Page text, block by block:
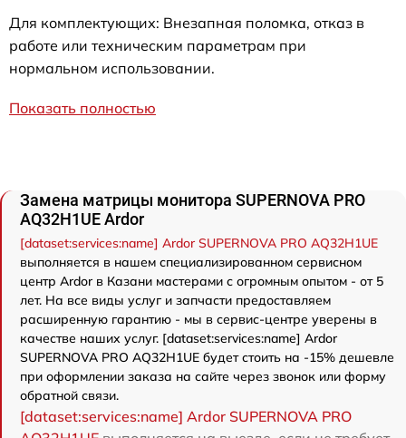
Для комплектующих: Внезапная поломка, отказ в
работе или техническим параметрам при
нормальном использовании.
Показать полностью
Замена матрицы монитора SUPERNOVA PRO
AQ32H1UE Ardor
[dataset:services:name] Ardor SUPERNOVA PRO AQ32H1UE
выполняется в нашем специализированном сервисном
центр Ardor в Казани мастерами с огромным опытом - от 5
лет. На все виды услуг и запчасти предоставляем
расширенную гарантию - мы в сервис-центре уверены в
качестве наших услуг. [dataset:services:name] Ardor
SUPERNOVA PRO AQ32H1UE будет стоить на -15% дешевле
при оформлении заказа на сайте через звонок или форму
обратной связи.
[dataset:services:name] Ardor SUPERNOVA PRO